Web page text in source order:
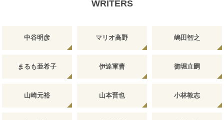
WRITERS
中谷明彦 マリオ高野 嶋田智之
まるも亜希子 伊達軍曹 御堀直嗣
山崎元裕 山本晋也 小林敦志